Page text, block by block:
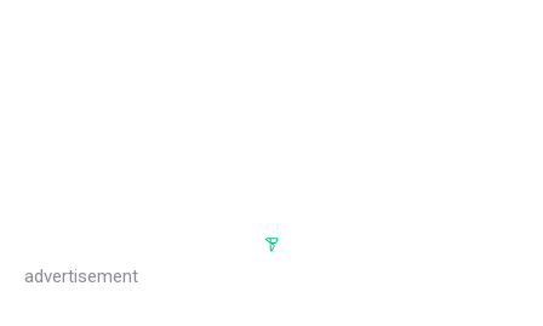
advertisement